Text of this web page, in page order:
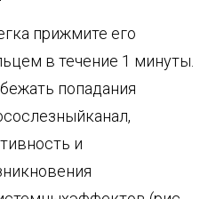
прижмите его
в течение 1 минуты.
попадания
и